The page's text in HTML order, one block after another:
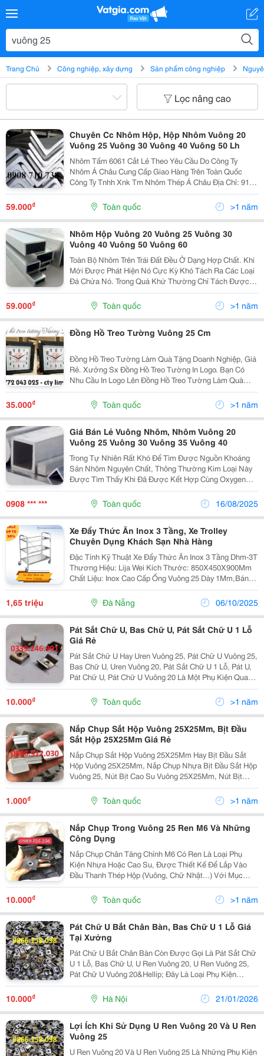
Trang Chủ Công nghiệp, xây dựng Sản phẩm công nghiệp
Lọc nâng cao
Chuyên Cc Nhôm Hộp, Hộp Nhôm Vuông 20
Vuông 25 Vuông 30 Vuông 40 Vuông 50 Lh
Nhôm Tấm 6061 Cắt Lẻ Theo Yêu Cầu Do Công Ty
Nhôm Á Châu Cung Cấp Giao Hàng Trên Toàn Quốc
Công Ty Tnhh Xnk Tm Nhôm Thép Á Châu Địa Chỉ: 916
Đường Trường Sơn, Kp.4, P.linh Trung, Q.thủ Đức,
Tp.hcm Chi Nhánh: 32/47 Tân Lập, Đông Hòa, Dĩ An,...
59.000₫ Toàn quốc >1 năm
Nhôm Hộp Vuông 20 Vuông 25 Vuông 30
Vuông 40 Vuông 50 Vuông 60
Toàn Bộ Nhôm Trên Trái Đất Đều Ở Dạng Hợp Chất. Khi
Mới Được Phát Hiện Nó Cực Kỳ Khó Tách Ra Các Loại
Đá Chứa Nó. Trong Quá Khứ Thường Chỉ Tách Được
Một Số Mẫu Nhỏ, Chính Vì Thế Mà Lúc Đầu Nhôm
Được Xem Như Là Kim Loại Quý Hơn Vàng. Công Ty
Tnhh Xuất...
59.000₫ Toàn quốc >1 năm
Đồng Hồ Treo Tường Vuông 25 Cm
Đồng Hồ Treo Tường Làm Quà Tặng Doanh Nghiệp, Giá
Rẻ. Xưởng Sx Đồng Hồ Treo Tường In Logo. Bạn Có
Nhu Cầu In Logo Lên Đồng Hồ Treo Tường Làm Quà
Tặng Khách Hàng Liên Hệ Qua247.Com. Dịch Vụ Khách
Hàng 24-7. Giá Cả Cạnh Tranh Đồng Hồ Quà Tặng Mắt...
35.000₫ Toàn quốc >1 năm
Giá Bán Lẻ Vuông Nhôm, Nhôm Vuông 20
Vuông 25 Vuông 30 Vuông 35 Vuông 40
Trong Tự Nhiên Rất Khó Để Tìm Được Nguồn Khoáng
Sản Nhôm Nguyên Chất, Thông Thường Kim Loại Này
Được Tìm Thấy Khi Đã Được Kết Hợp Cùng Oxygen
Cùng Với Những Nguyên Tố Khác. Người Ta Vẫn
Thường Gọi Chúng Là Hợp Kim Nhôm. Công Ty Tnhh
Xuất Nhập Khẩu...
0908 *** *** Toàn quốc 16/08/2025
Xe Đẩy Thức Ăn Inox 3 Tầng, Xe Trolley
Chuyên Dụng Khách Sạn Nhà Hàng
Đặc Tính Kỹ Thuật Xe Đẩy Thức Ăn Inox 3 Tầng Dhm-3T
Thương Hiệu: Lija Wei Kích Thước: 850X450X900Mm
Chất Liệu: Inox Cao Cấp Ống Vuông 25 Dày 1Mm,Bánh
Xe 4″ Xuất Xứ: Trung Quốc ----------------------------------------
--------------...
1,65 triệu Đà Nẵng 06/10/2025
Pát Sắt Chữ U, Bas Chữ U, Pát Sắt Chữ U 1 Lỗ
Giá Rẻ
Pát Sắt Chữ U Hay Uren Vuông 25, Pát Chữ U Vuông 25,
Bas Chữ U, Uren Vuông 20, Pát Sắt Chữ U 1 Lỗ, Pát U,
Pát Chữ U, Pát Chữ U Vuông 20 Là Một Phụ Kiện Quan
Trọng Trong Ngành Cơ Khí, Xây Dựng Và Nội Thất. Với
Thiết Kế Dạng Chữ U, Pát Sắt Giúp Cố Định...
10.000₫ Toàn quốc >1 năm
Nắp Chụp Sắt Hộp Vuông 25X25Mm, Bịt Đầu
Sắt Hộp 25X25Mm Giá Rẻ
Nắp Chụp Sắt Hộp Vuông 25X25Mm Hay Bịt Đầu Sắt
Hộp Vuông 25X25Mm, Nắp Chụp Nhựa Bịt Đầu Sắt Hộp
Vuông 25, Nút Bịt Cao Su Vuông 25X25Mm, Nút Bịt
Nhựa Vuông 25Mm, Chụp Đầu Ống Thép Vuông 25Mm,
Đầu Bịt Ống Thép Hộp Vuông 25X25Mm, Nắp Chụp Đầu
Sắt Hộp...
1.000₫ Toàn quốc >1 năm
Nắp Chụp Trong Vuông 25 Ren M6 Và Những
Công Dụng
Nắp Chụp Chân Tăng Chỉnh M6 Có Ren Là Loại Phụ
Kiện Nhựa Hoặc Cao Su, Được Thiết Kế Để Lắp Vào
Đầu Thanh Thép Hộp (Vuông, Chữ Nhật...) Với Mục
Đích Bịt Kín Và Tạo Ren M6 Bên Trong. Phụ Kiện Này
Còn Được Gọi Với Nhiều Tên Khác Như: Nút Bịt Cao
Su Có...
10.000₫ Toàn quốc >1 năm
Pát Chữ U Bắt Chân Bàn, Bas Chữ U 1 Lỗ Giá
Tại Xưởng
Pát Chữ U Bắt Chân Bàn Còn Được Gọi Là Pát Sắt Chữ
U 1 Lỗ, Bas Chữ U, U Ren Vuông 20, U Ren Vuông 25,
Pát Chữ U Vuông 20&Hellip; Đây Là Loại Phụ Kiện
Chuyên Dùng Để Nối Và Lắp Ghép Các Thanh Sắt Hộp
Vuông Có Kích Thước Phổ Biến 20X20Mm Hoặc
25X25Mm....
10.000₫ Hà Nội 21/01/2026
Lợi Ích Khi Sử Dụng U Ren Vuông 20 Và U Ren
Vuông 25
U Ren Vuông 20 Và U Ren Vuông 25 Là Những Phụ Kiện